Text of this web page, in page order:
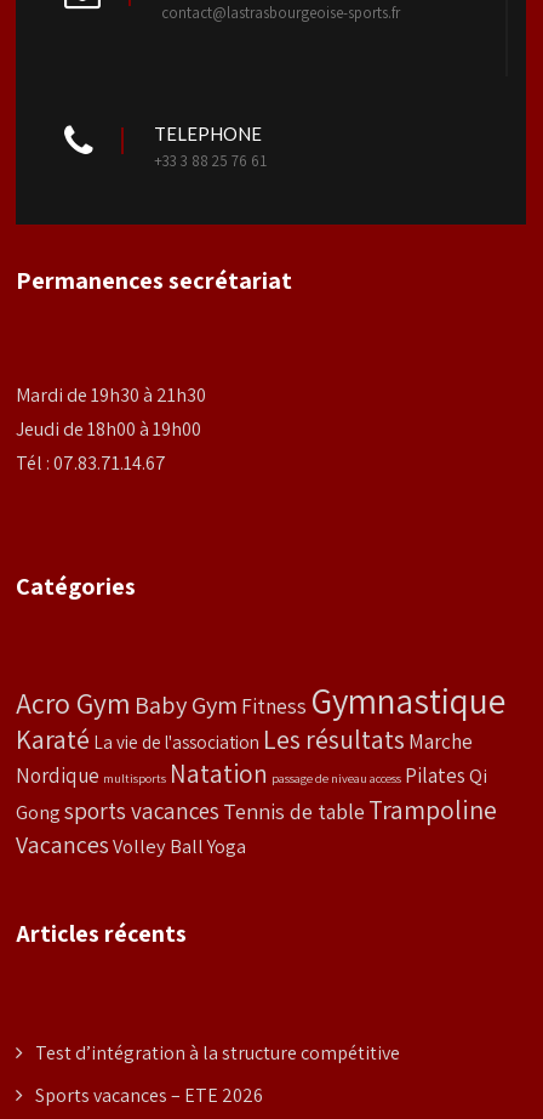
contact@lastrasbourgeoise-sports.fr
TELEPHONE
+33 3 88 25 76 61
Permanences secrétariat
Mardi de 19h30 à 21h30
Jeudi de 18h00 à 19h00
Tél : 07.83.71.14.67
Catégories
Acro Gym Baby Gym Fitness Gymnastique
Karaté La vie de l'association Les résultats Marche
Nordique multisports Natation passage de niveau access Pilates Qi
Gong sports vacances Tennis de table Trampoline
Vacances Volley Ball Yoga
Articles récents
Test d’intégration à la structure compétitive
Sports vacances – ETE 2026